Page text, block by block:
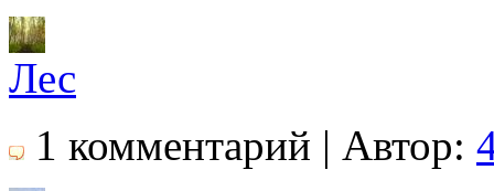
Лес
1 комментарий | Автор: